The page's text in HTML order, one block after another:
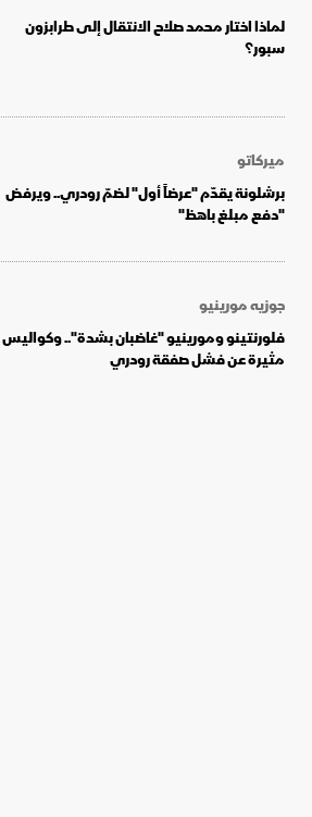
لماذا اختار محمد صلاح الانتقال إلى طرابزون
سبور؟
ميركاتو
برشلونة يقدّم "عرضاً أول" لضمّ رودري.. ويرفض
"دفع مبلغ باهظ"
جوزيه مورينيو
فلورنتينو ومورينيو "غاضبان بشدة".. وكواليس
مثيرة عن فشل صفقة رودري